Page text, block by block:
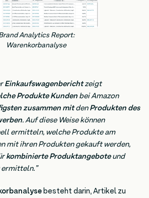
Analytics Report:
Warenkorbanalyse
Einkaufswagenberichtzeigt
Produkte Kundenbei Amazon
zusammen mitdenProdukten des
. Auf diese Weise können
ermitteln, welche Produkte am
mit ihren Produkten gekauft werden,
kombinierte Produktangeboteund
besteht darin, Artikel zu